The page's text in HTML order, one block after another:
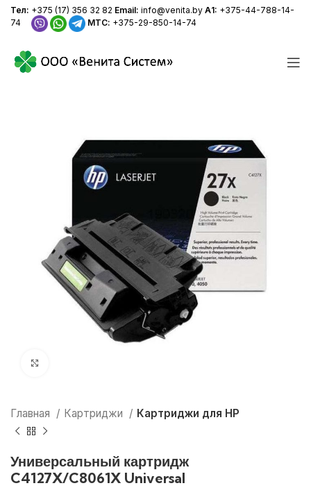
Тел: +375 (17) 356 32 82 Email: info@venita.by А1: +375-44-788-14-
74
МТС: +375-29-850-14-74
Главная Картриджи Картриджи для HP
Универсальный картридж
C4127X/C8061X Universal
+375 (17) 356 32 82
+375 (44) 788-14-74
+375-29-850-14-74
info@venita.by